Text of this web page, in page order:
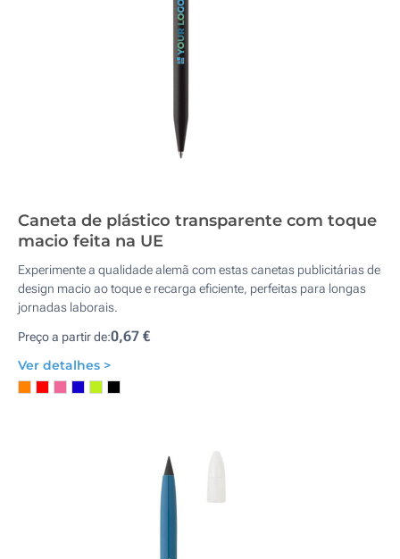
Caneta de plástico transparente com toque
macio feita na UE
Experimente a qualidade alemã com estas canetas publicitárias de
design macio ao toque e recarga eficiente, perfeitas para longas
jornadas laborais.
Preço a partir de:0,67 €
Ver detalhes >